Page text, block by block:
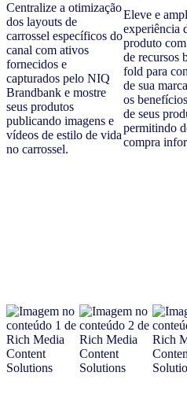
Centralize a otimização
dos layouts de
carrossel específicos do
canal com ativos
fornecidos e
capturados pelo NIQ
Brandbank e mostre
seus produtos
publicando imagens e
vídeos de estilo de vida
no carrossel.
Eleve e
experiência
produto
de recursos
fold para
de sua
os
de seus
permitindo
compra